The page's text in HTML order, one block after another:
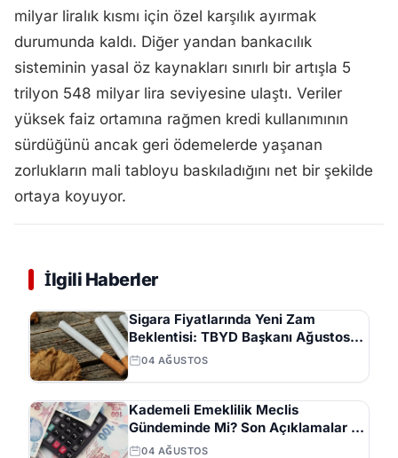
milyar liralık kısmı için özel karşılık ayırmak
durumunda kaldı. Diğer yandan bankacılık
sisteminin yasal öz kaynakları sınırlı bir artışla 5
trilyon 548 milyar lira seviyesine ulaştı. Veriler
yüksek faiz ortamına rağmen kredi kullanımının
sürdüğünü ancak geri ödemelerde yaşanan
zorlukların mali tabloyu baskıladığını net bir şekilde
ortaya koyuyor.
İlgili Haberler
Sigara Fiyatlarında Yeni Zam
Beklentisi: TBYD Başkanı Ağustos
Ayını İşaret Etti
04 AĞUSTOS
Kademeli Emeklilik Meclis
Gündeminde Mi? Son Açıklamalar ve
Beklentiler
04 AĞUSTOS